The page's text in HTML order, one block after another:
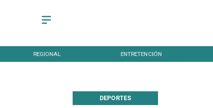
REGIONAL ENTRETENCIÓN
DEPORTES